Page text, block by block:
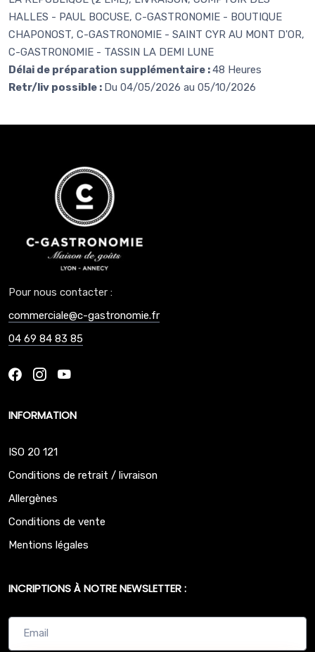
HALLES - PAUL BOCUSE, C-GASTRONOMIE - BOUTIQUE
CHAPONOST, C-GASTRONOMIE - SAINT CYR AU MONT D'OR,
C-GASTRONOMIE - TASSIN LA DEMI LUNE
Délai de préparation supplémentaire :48 Heures
Retr/liv possible : Du 04/05/2026 au 05/10/2026
Pour nous contacter :
commerciale@c-gastronomie.fr
04 69 84 83 85
INFORMATION
ISO 20 121
Conditions de retrait / livraison
Allergènes
Conditions de vente
Mentions légales
INCRIPTIONS À NOTRE NEWSLETTER :